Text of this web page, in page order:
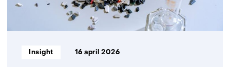
Informatietype:
Insight 16 april 2026